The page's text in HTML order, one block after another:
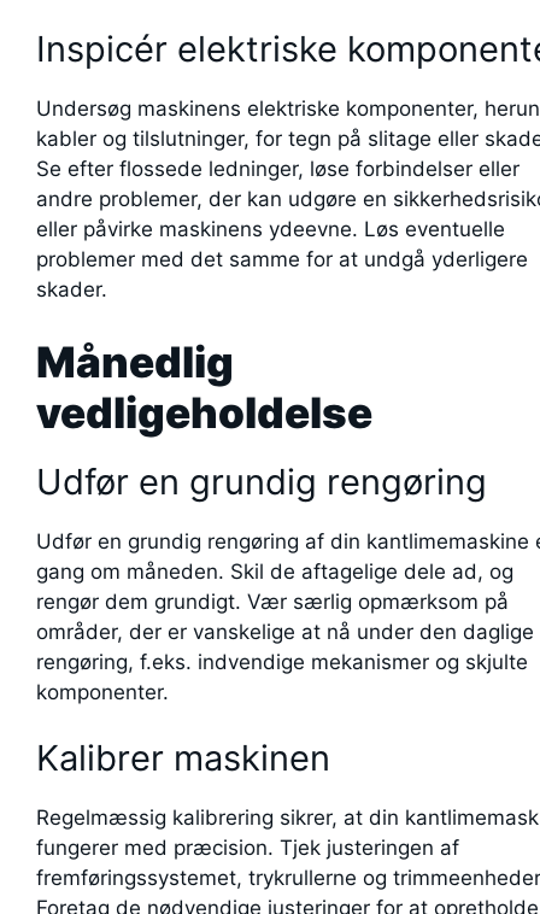
Inspicér elektriske
Undersøg maskinens elektriske komponenter,
kabler og tilslutninger, for tegn på slitage eller
Se efter flossede ledninger, løse forbindelser eller
andre problemer, der kan udgøre en
eller påvirke maskinens ydeevne. Løs eventuelle
problemer med det samme for at undgå yderligere
skader.
Månedlig
vedligeholdelse
Udfør en grundig rengøring
Udfør en grundig rengøring af din kantlimemaskine
gang om måneden. Skil de aftagelige dele ad, og
rengør dem grundigt. Vær særlig opmærksom på
områder, der er vanskelige at nå under den daglige
rengøring, f.eks. indvendige mekanismer og skjulte
komponenter.
Kalibrer maskinen
Regelmæssig kalibrering sikrer, at din
fungerer med præcision. Tjek justeringen af
fremføringssystemet, trykrullerne og
Foretag de nødvendige justeringer for at opretholde